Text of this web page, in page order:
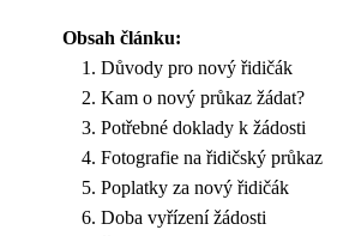
Obsah článku:
Důvody pro nový řidičák
Kam o nový průkaz žádat?
Potřebné doklady k žádosti
Fotografie na řidičský průkaz
Poplatky za nový řidičák
Doba vyřízení žádosti